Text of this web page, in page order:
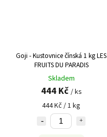
Goji - Kustovnice čínská 1 kg LES
FRUITS DU PARADIS
Skladem
444 Kč / ks
444 Kč / 1 kg